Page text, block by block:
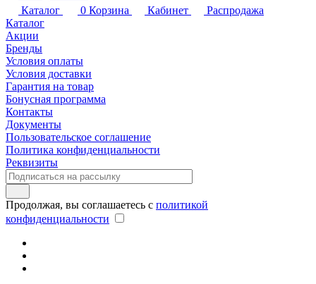
Каталог
0 Корзина Кабинет
Распродажа
Каталог
Акции
Бренды
Условия оплаты
Условия доставки
Гарантия на товар
Бонусная программа
Контакты
Документы
Пользовательское соглашение
Политика конфиденциальности
Реквизиты
Продолжая, вы соглашаетесь с политикой
конфиденциальности